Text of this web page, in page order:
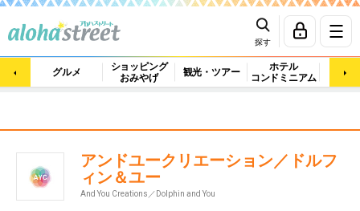
探す
グルメ
ショッピング
おみやげ
観光・ツアー
ホテル
コンドミニアム
マッ
アンドユークリエーション／ドルフ
ィン＆ユー
And You Creations／Dolphin and You